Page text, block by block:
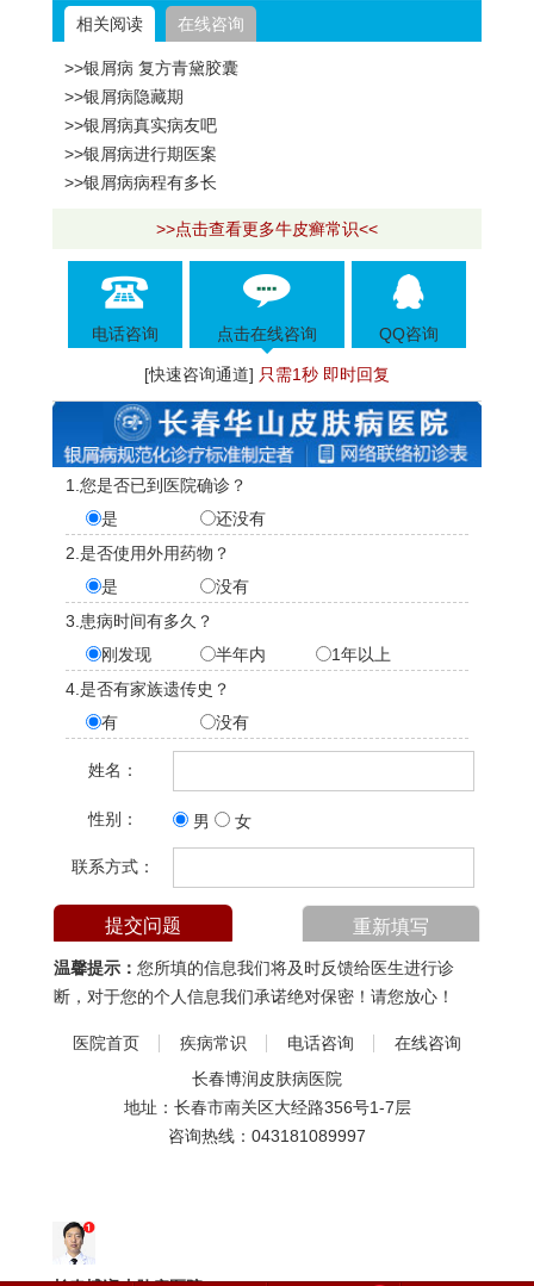
相关阅读 在线咨询
>>银屑病 复方青黛胶囊
>>银屑病隐藏期
>>银屑病真实病友吧
>>银屑病进行期医案
>>银屑病病程有多长
>>点击查看更多牛皮癣常识<<
电话咨询 点击在线咨询 QQ咨询
[快速咨询通道] 只需1秒 即时回复
1.您是否已到医院确诊？
是
还没有
2.是否使用外用药物？
是
没有
3.患病时间有多久？
刚发现
半年内
1年以上
4.是否有家族遗传史？
有
没有
姓名：
性别： 男 女
联系方式：
温馨提示： 您所填的信息我们将及时反馈给医生进行诊
断，对于您的个人信息我们承诺绝对保密！请您放心！
医院首页 疾病常识 电话咨询
在线咨询
长春博润皮肤病医院
地址：长春市南关区大经路356号1-7层
咨询热线： 043181089997